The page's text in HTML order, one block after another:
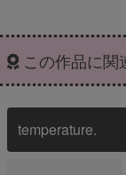
この作品に関
temperature.